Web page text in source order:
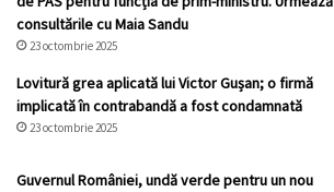
consultările cu Maia Sandu
23 octombrie 2025
Lovitură grea aplicată lui Victor Gușan; o firmă
implicată în contrabandă a fost condamnată
23 octombrie 2025
Guvernul României, undă verde pentru un nou